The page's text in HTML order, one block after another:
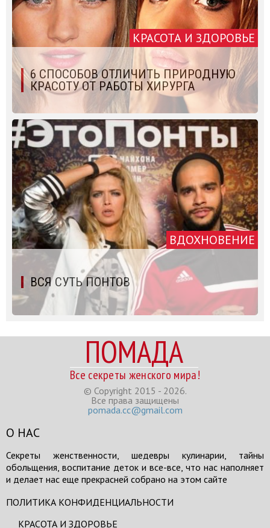
КРАСОТА И ЗДОРОВЬЕ
6 СПОСОБОВ ОТЛИЧИТЬ ПРИРОДНУЮ
КРАСОТУ ОТ РАБОТЫ ХИРУРГА
ВДОХНОВЕНИЕ
ВСЯ СУТЬ ПОНТОВ
ПОМАДА
Все секреты женского мира!
© Copyright 2015 - 2026.
Все права защищены
pomada.cc@gmail.com
О НАС
Секреты женственности, шедевры кулинарии, тайны
обольщения, воспитание деток и все-все, что нас наполняет
и делает нас еще прекрасней собрано на этом сайте
ПОЛИТИКА КОНФИДЕНЦИАЛЬНОСТИ
КРАСОТА И ЗДОРОВЬЕ